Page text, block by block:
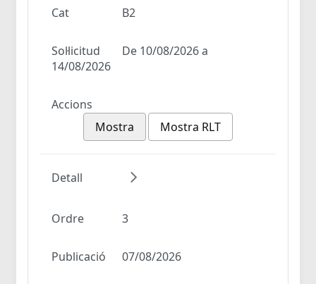
Cat B2
Sol·licitud
De 10/08/2026 a
14/08/2026
Accions
Mostra
Mostra RLT
Detall
Ordre 3
Publicació 07/08/2026